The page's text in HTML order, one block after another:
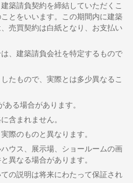
築請負契約を締結していただくこ
とをいいます。この期間内に建築
売買契約は白紙となり、お支払い
、建築請負会社を特定するもので
たもので、実際とは多少異なるこ
る場合があります。
含まれません。
際のものと異なります。
ウス、展示場、ショールームの画
異なる場合があります。
の説明は将来にわたって保証され